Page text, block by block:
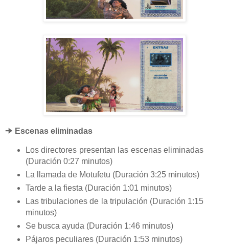
🠊 Escenas eliminadas
Los directores presentan las escenas eliminadas
(Duración 0:27 minutos)
La llamada de Motufetu (Duración 3:25 minutos)
Tarde a la fiesta (Duración 1:01 minutos)
Las tribulaciones de la tripulación (Duración 1:15
minutos)
Se busca ayuda (Duración 1:46 minutos)
Pájaros peculiares (Duración 1:53 minutos)